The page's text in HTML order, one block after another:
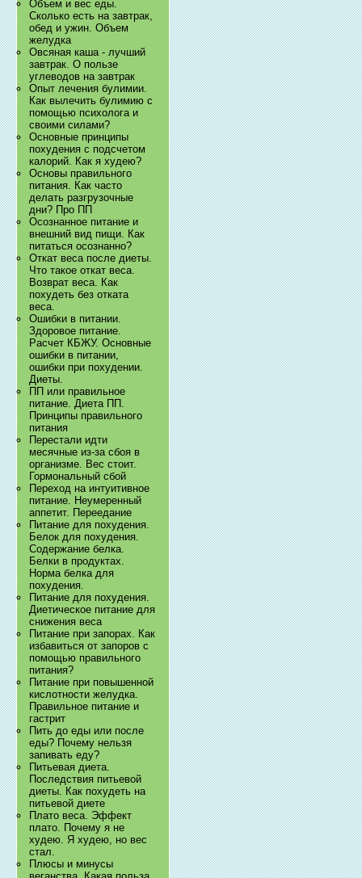
Объем и вес еды.
Сколько есть на завтрак,
обед и ужин. Объем
желудка
Овсяная каша - лучший
завтрак. О пользе
углеводов на завтрак
Опыт лечения булимии.
Как вылечить булимию с
помощью психолога и
своими силами?
Основные принципы
похудения с подсчетом
калорий. Как я худею?
Основы правильного
питания. Как часто
делать разгрузочные
дни? Про ПП
Осознанное питание и
внешний вид пищи. Как
питаться осознанно?
Откат веса после диеты.
Что такое откат веса.
Возврат веса. Как
похудеть без отката
веса.
Ошибки в питании.
Здоровое питание.
Расчет КБЖУ. Основные
ошибки в питании,
ошибки при похудении.
Диеты.
ПП или правильное
питание. Диета ПП.
Принципы правильного
питания
Перестали идти
месячные из-за сбоя в
организме. Вес стоит.
Гормональный сбой
Переход на интуитивное
питание. Неумеренный
аппетит. Переедание
Питание для похудения.
Белок для похудения.
Содержание белка.
Белки в продуктах.
Норма белка для
похудения.
Питание для похудения.
Диетическое питание для
снижения веса
Питание при запорах. Как
избавиться от запоров с
помощью правильного
питания?
Питание при повышенной
кислотности желудка.
Правильное питание и
гастрит
Пить до еды или после
еды? Почему нельзя
запивать еду?
Питьевая диета.
Последствия питьевой
диеты. Как похудеть на
питьевой диете
Плато веса. Эффект
плато. Почему я не
худею. Я худею, но вес
стал.
Плюсы и минусы